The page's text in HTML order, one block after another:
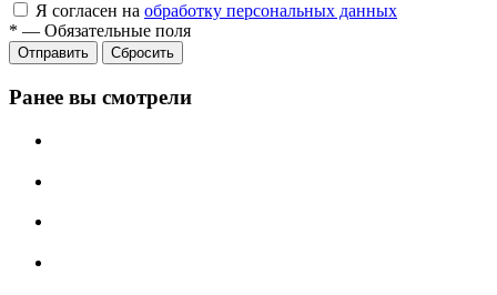
Я согласен на обработку персональных данных
* — Обязательные поля
Сбросить
Ранее вы смотрели